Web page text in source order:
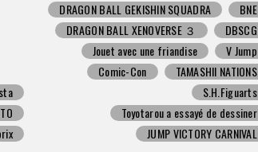
DRAGON BALL GEKISHIN SQUADRA
BNE
DRAGON BALL XENOVERSE ３
DBSCG
Jouet avec une friandise
V Jump
Comic-Con
TAMASHII NATIONS
S.H.Figuarts
Toyotarou a essayé de dessiner
JUMP VICTORY CARNIVAL